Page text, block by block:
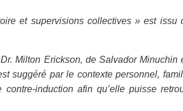
et supervisions collectives » est issu
Milton Erickson, de Salvador
suggéré par le contexte personnel,
induction afin qu’elle puisse